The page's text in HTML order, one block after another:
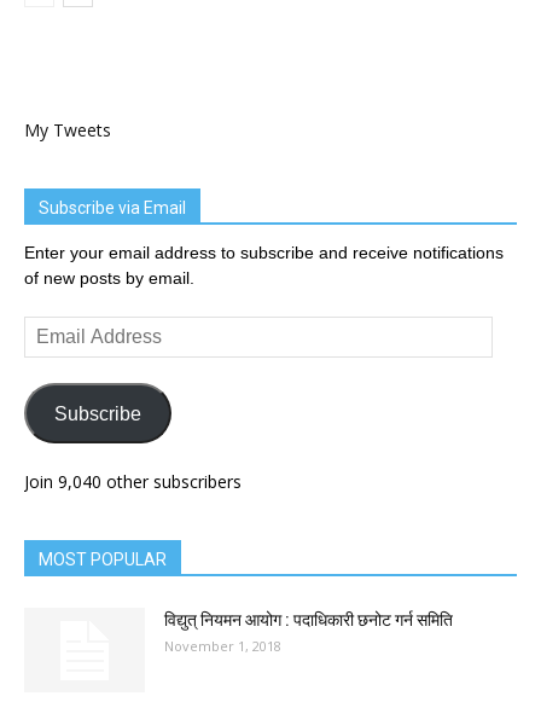
My Tweets
Subscribe via Email
Enter your email address to subscribe and receive notifications
of new posts by email.
Email
Address
Subscribe
Join 9,040 other subscribers
MOST POPULAR
विद्युत् नियमन आयोग : पदाधिकारी छनोट गर्न समिति
November 1, 2018